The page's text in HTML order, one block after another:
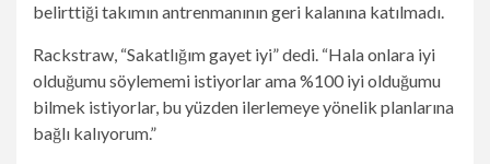
belirttiği takımın antrenmanının geri kalanına katılmadı.
Rackstraw, “Sakatlığım gayet iyi” dedi. “Hala onlara iyi
olduğumu söylememi istiyorlar ama %100 iyi olduğumu
bilmek istiyorlar, bu yüzden ilerlemeye yönelik planlarına
bağlı kalıyorum.”